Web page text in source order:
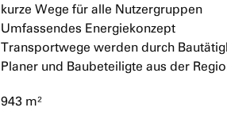
kurze Wege für alle Nutzergruppen
Umfassendes Energiekonzept
Transportwege werden durch
Planer und Baubeteiligte aus der
943 m²